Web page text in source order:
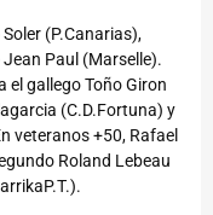
(P.Canarias),
Paul (Marselle).
el gallego Toño Giron
(C.D.Fortuna) y
veteranos +50, Rafael
Roland Lebeau